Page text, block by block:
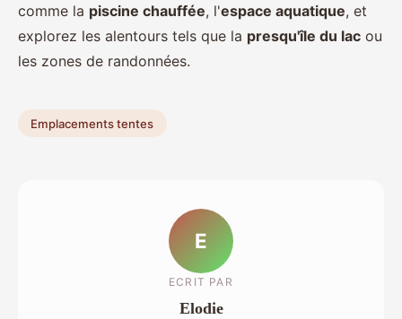
comme la piscine chauffée, l'espace aquatique, et
explorez les alentours tels que la presqu'île du lac ou
les zones de randonnées.
Emplacements tentes
E
ECRIT PAR
Elodie